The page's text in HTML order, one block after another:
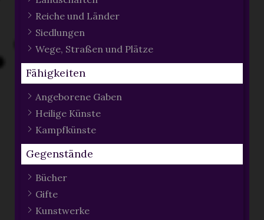
Reiche und Länder
Siedlungen
Wege, Straßen und Plätze
Fähigkeiten
Angeborene Gaben
Heilige Künste
Kampfkünste
Gegenstände
Bücher
Gifte
Kunstwerke